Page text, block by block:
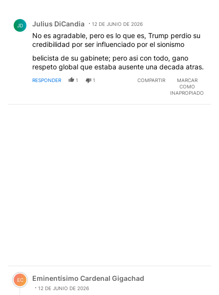
JD Julius DiCandia 12 DE JUNIO DE 2026
No es agradable, pero es lo que es, Trump perdio su
credibilidad por ser influenciado por el sionismo
belicista de su gabinete; pero asi con todo, gano
respeto global que estaba ausente una decada atras.
RESPONDER 1 1 COMPARTIR
MARCAR
COMO
INAPROPIADO
Comentario de Eminentísimo Cardenal Gigachad.
EC Eminentísimo Cardenal Gigachad
12 DE JUNIO DE 2026